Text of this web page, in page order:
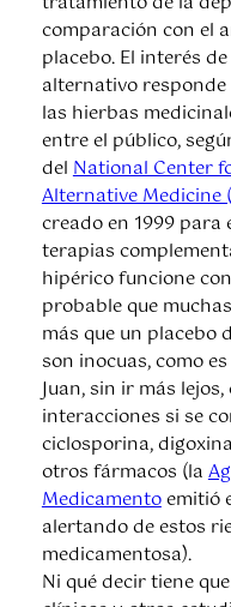
comparación con el
placebo. El interés
alternativo
las hierbas
entre el público,
delNational Center
Alternative Medicine
creado en 1999 para
terapias
hipérico funcione
probable que
más que un placebo
son inocuas, como
Juan, sin ir más
interacciones si se
ciclosporina,
otros fármacos (la
Medicamentoemitió
alertando de estos
medicamentosa).
Ni qué decir tiene